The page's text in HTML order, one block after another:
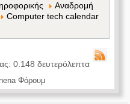
Αναδρομή
Computer tech calendar
0.148 δευτερόλεπτα
Φόρουμ